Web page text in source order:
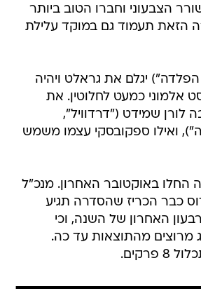
הצבעוני וחברו הטוב ביותר
הזאת תעמוד גם במוקד עלילת
יגלם את גראלט ויהיה
אלמוני כמעט לחלוטין. את
לורן שמידט ("דרדוויל",
ואילו ספקובסקי עצמו משמש
החלו באוקטובר האחרון. מנכ"ל
כבר הכריז שהסדרה תגיע
האחרון של השנה, וכי
מרוצים מהתוצאות עד כה.